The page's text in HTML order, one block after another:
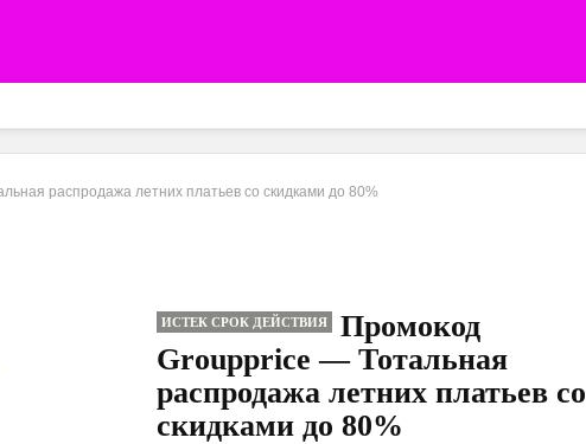
распродажа летних платьев со скидками до 80%
ИСТЕК СРОК ДЕЙСТВИЯ
Промокод
Groupprice — Тотальная
распродажа летних платьев со
скидками до 80%